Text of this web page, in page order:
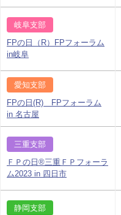
岐阜支部
FPの日（R）FPフォーラム
in岐阜
愛知支部
FPの日(R) FPフォーラム
in 名古屋
三重支部
ＦＰの日®三重ＦＰフォーラ
ム2023 in 四日市
静岡支部